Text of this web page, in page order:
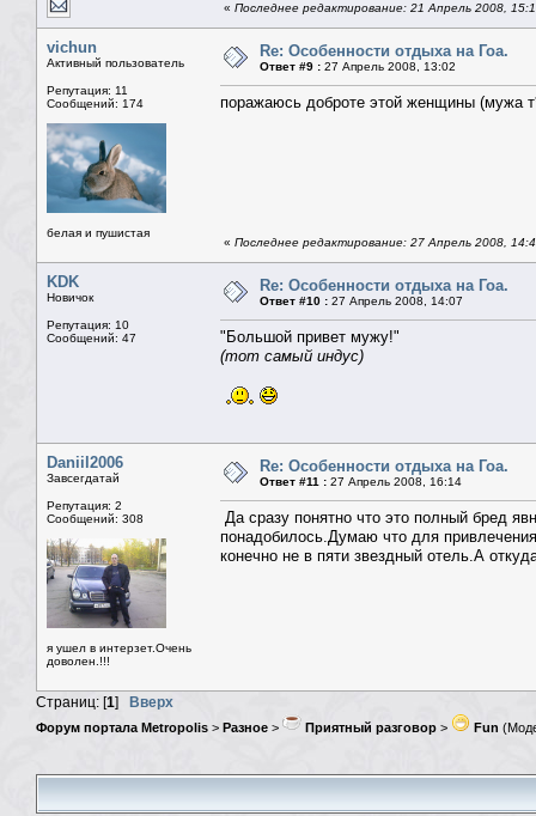
« Последнее редактирование: 21 Апрель 2008,
vichun
Активный пользователь
Репутация: 11
Сообщений: 174
белая и пушистая
Re: Особенности отдыха на Гоа.
Ответ #9 : 27 Апрель 2008, 13:02
поражаюсь доброте этой женщины (мужа
« Последнее редактирование: 27 Апрель 2008,
KDK
Новичок
Репутация: 10
Сообщений: 47
Re: Особенности отдыха на Гоа.
Ответ #10 : 27 Апрель 2008, 14:07
"Большой привет мужу!"
(тот самый индус)
Daniil2006
Завсегдатай
Репутация: 2
Сообщений: 308
я ушел в интерзет.Очень
доволен.!!!
Re: Особенности отдыха на Гоа.
Ответ #11 : 27 Апрель 2008, 16:14
Да сразу понятно что это полный бред
понадобилось.Думаю что для
конечно не в пяти звездный отель.А
Страниц: [1] Вверх
Форум портала Metropolis > Разное > Приятный разговор > Fun